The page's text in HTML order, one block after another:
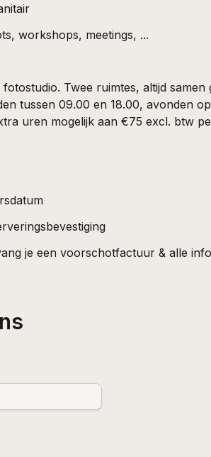
workshops, meetings, ...
fotostudio. Twee ruimtes, altijd
tussen 09.00 en 18.00, avonden
uren mogelijk aan €75 excl. btw
je een voorschotfactuur & alle info